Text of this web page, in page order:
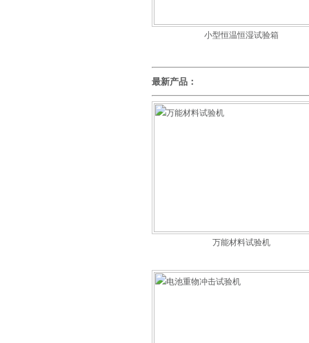
小型恒温恒湿试验箱
最新产品：
万能材料试验机